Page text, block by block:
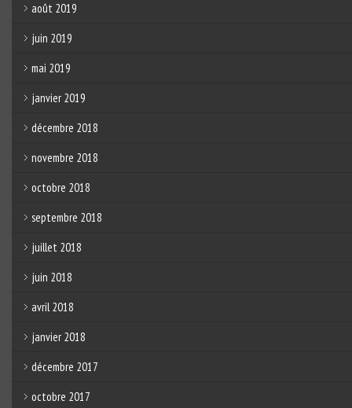
août 2019
juin 2019
mai 2019
janvier 2019
décembre 2018
novembre 2018
octobre 2018
septembre 2018
juillet 2018
juin 2018
avril 2018
janvier 2018
décembre 2017
octobre 2017